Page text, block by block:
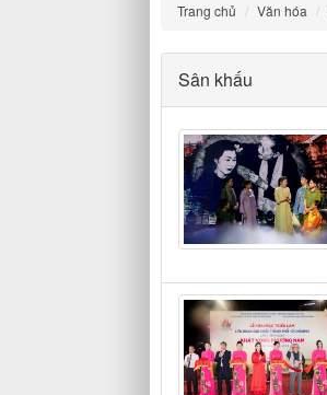
Trang chủ Văn hóa
Sân khấu